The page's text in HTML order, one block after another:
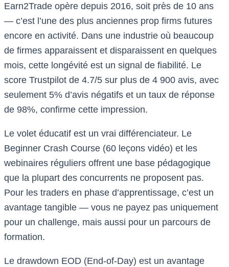
Earn2Trade opère depuis 2016, soit près de 10 ans
— c’est l’une des plus anciennes prop firms futures
encore en activité. Dans une industrie où beaucoup
de firmes apparaissent et disparaissent en quelques
mois, cette longévité est un signal de fiabilité. Le
score Trustpilot de 4.7/5 sur plus de 4 900 avis, avec
seulement 5% d’avis négatifs et un taux de réponse
de 98%, confirme cette impression.
Le volet éducatif est un vrai différenciateur. Le
Beginner Crash Course (60 leçons vidéo) et les
webinaires réguliers offrent une base pédagogique
que la plupart des concurrents ne proposent pas.
Pour les traders en phase d’apprentissage, c’est un
avantage tangible — vous ne payez pas uniquement
pour un challenge, mais aussi pour un parcours de
formation.
Le drawdown EOD (End-of-Day) est un avantage